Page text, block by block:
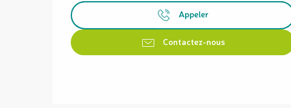
Appeler
Contactez-nous